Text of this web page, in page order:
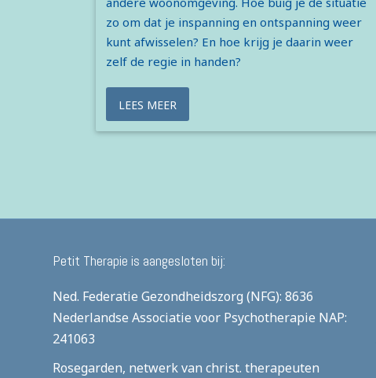
zo om dat je inspanning en ontspanning weer
kunt afwisselen? En hoe krijg je daarin weer
zelf de regie in handen?
LEES MEER
Petit Therapie is aangesloten bij:
Ned. Federatie Gezondheidszorg (NFG): 8636
Nederlandse Associatie voor Psychotherapie NAP:
241063
Rosegarden, netwerk van christ. therapeuten